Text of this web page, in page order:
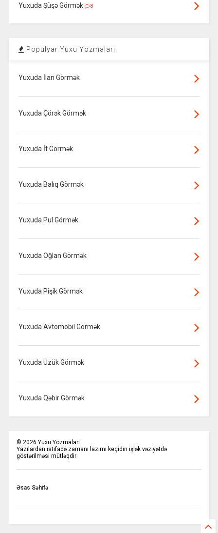
Yuxuda Şüşə Görmək 8
Populyar Yuxu Yozmaları
Yuxuda İlan Görmək
Yuxuda Çörək Görmək
Yuxuda İt Görmək
Yuxuda Balıq Görmək
Yuxuda Pul Görmək
Yuxuda Oğlan Görmək
Yuxuda Pişik Görmək
Yuxuda Avtomobil Görmək
Yuxuda Üzük Görmək
Yuxuda Qəbir Görmək
©2026 Yuxu Yozmalari
Yazılardan istifadə zamanı lazımı keçidin işlək vəziyətdə
göstərilməsi mütləqdir
Əsas Səhifə